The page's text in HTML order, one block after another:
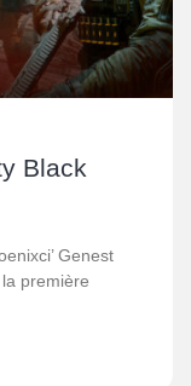
Black
Genest
première